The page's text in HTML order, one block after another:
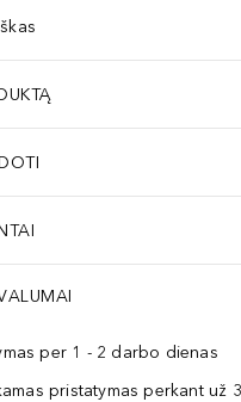
per 1 - 2 darbo dienas
pristatymas perkant už